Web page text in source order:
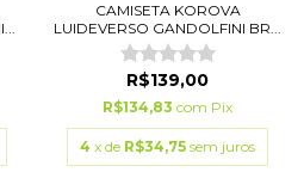
CAMISETA KOROVA
LUIDEVERSO GANDOLFINI BR...
R$139,00
R$134,83 com Pix
4 x de R$34,75 sem juros